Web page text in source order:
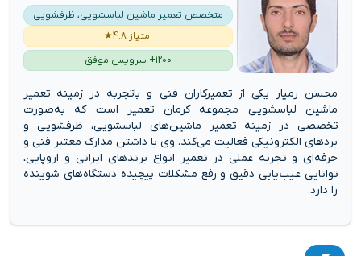
متخصص تعمیر ماشین لباسشویی، ظرفشویی
امتیاز 4.8★
1200+ سرویس موفق
محسن رمیار یکی از تعمیرکاران فنی و باتجربه در زمینه تعمیر
ماشین لباسشویی مجموعه کرمان تعمیر است که به‌صورت
تخصصی در زمینه تعمیر ماشین‌های لباسشویی، ظرفشویی و
بردهای الکترونیکی فعالیت می‌کند. وی با داشتن مدارک معتبر فنی و
حرفه‌ای و تجربه عملی در تعمیر انواع برندهای ایرانی و اروپایی،
توانایی عیب‌یابی دقیق و رفع مشکلات پیچیده دستگاه‌های شوینده
را دارد.